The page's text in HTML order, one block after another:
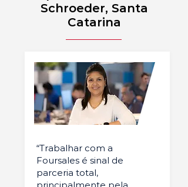
Schroeder, Santa
Catarina
“Trabalhar com a
Foursales é sinal de
parceria total,